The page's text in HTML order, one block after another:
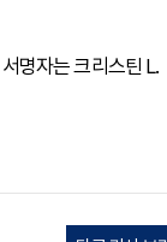
명자는 크리스틴 L.